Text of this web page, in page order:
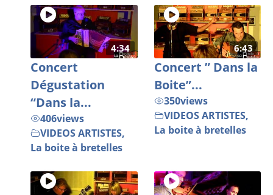
4:34
Concert
Dégustation
“Dans la...
406views
VIDEOS ARTISTES,
La boite à bretelles
6:43
Concert ” Dans la
Boite”...
350views
VIDEOS ARTISTES,
La boite à bretelles